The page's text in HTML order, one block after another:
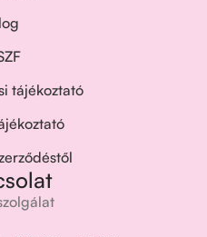
tájékoztató